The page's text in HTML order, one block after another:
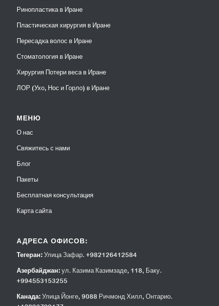
Ринопластика в Иране
Пластическая хирургия в Иране
Пересадка волос в Иране
Стоматология в Иране
Хирургия Потери веса в Иране
ЛОР (Ухо, Нос и Горло) в Иране
МЕНЮ
О нас
Свяжитесь с нами
Блог
Пакеты
Бесплатная консультация
Карта сайта
АДРЕСА ОФИСОВ:
Тегеран:Улица Зафар. +982126412584
Азербайджан: ул. Казима Казимзаде, 118, Баку.
+994553153255
Канада:Улица Йонге, 9088 Ричмонд Хилл, Онтарио.